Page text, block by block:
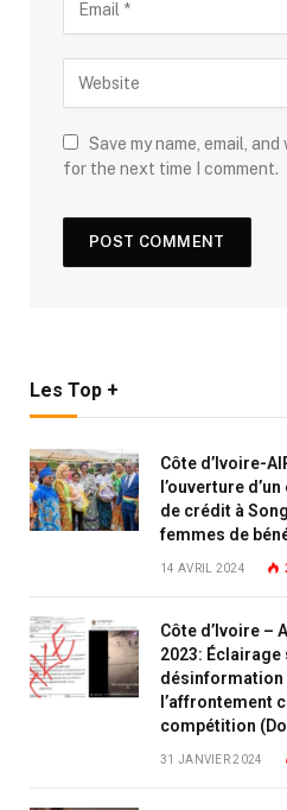
Save my name, email,
for the next time I comment.
Les Top +
Côte d’Ivoire-
l’ouverture
de crédit à
femmes de
14 AVRIL 2024
Côte d’Ivoire –
2023: Éclairage
désinformation
l’affrontement
compétition
31 JANVIER 2024